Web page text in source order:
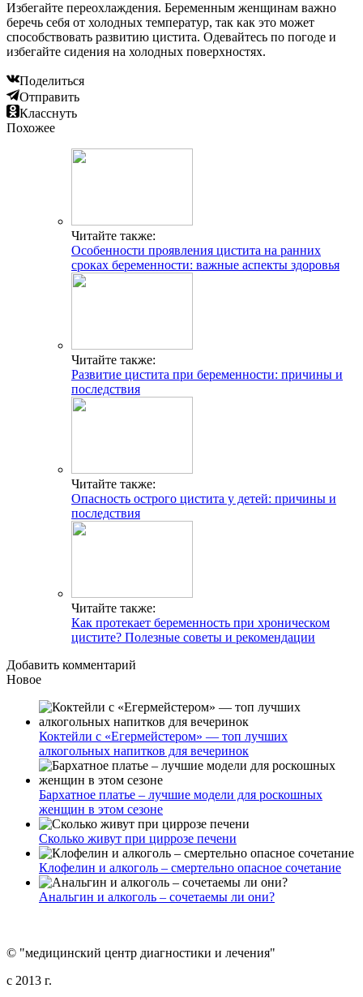
Избегайте переохлаждения. Беременным женщинам важно
беречь себя от холодных температур, так как это может
способствовать развитию цистита. Одевайтесь по погоде и
избегайте сидения на холодных поверхностях.
Поделиться
Отправить
Класснуть
Похожее
Читайте также:
Особенности проявления цистита на ранних
сроках беременности: важные аспекты здоровья
Читайте также:
Развитие цистита при беременности: причины и
последствия
Читайте также:
Опасность острого цистита у детей: причины и
последствия
Читайте также:
Как протекает беременность при хроническом
цистите? Полезные советы и рекомендации
Добавить комментарий
Новое
Коктейли с «Егермейстером» — топ лучших
алкогольных напитков для вечеринок
Бархатное платье – лучшие модели для роскошных
женщин в этом сезоне
Сколько живут при циррозе печени
Клофелин и алкоголь – смертельно опасное сочетание
Анальгин и алкоголь – сочетаемы ли они?
© "медицинский центр диагностики и лечения"
c 2013 г.